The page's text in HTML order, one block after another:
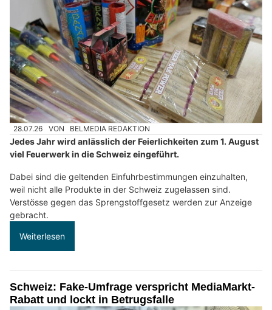
28.07.26 VON BELMEDIA REDAKTION
Jedes Jahr wird anlässlich der Feierlichkeiten zum 1. August
viel Feuerwerk in die Schweiz eingeführt.
Dabei sind die geltenden Einfuhrbestimmungen einzuhalten,
weil nicht alle Produkte in der Schweiz zugelassen sind.
Verstösse gegen das Sprengstoffgesetz werden zur Anzeige
gebracht.
Weiterlesen
Schweiz: Fake-Umfrage verspricht MediaMarkt-
Rabatt und lockt in Betrugsfalle